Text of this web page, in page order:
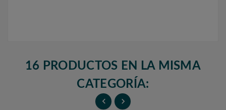
16 PRODUCTOS EN LA MISMA
CATEGORÍA:
 